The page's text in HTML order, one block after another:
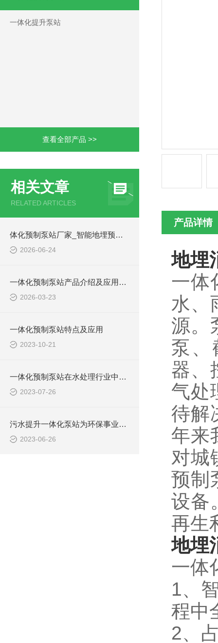
一体化提升泵站
查看全部产品 >>
相关文章
RELATED ARTICLES
体化预制泵站厂家_智能地埋预制泵站-凌科环保
2026-06-24
一体化预制泵站产品介绍及应用范围
2026-03-23
一体化预制泵站特点及应用
2023-10-21
一体化预制泵站在水处理行业中的应用
2023-07-26
污水提升一体化泵站为环保事业做出了哪些贡献？
2023-06-26
产品详情
地埋
一体
水、
源。
泵、
器、
气处
待解
年来
对城
预制
设备
再生
地埋
一体
1、
程中
2、